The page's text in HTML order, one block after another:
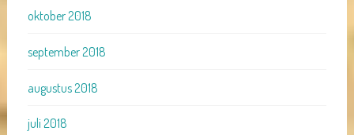
oktober 2018
september 2018
augustus 2018
juli 2018